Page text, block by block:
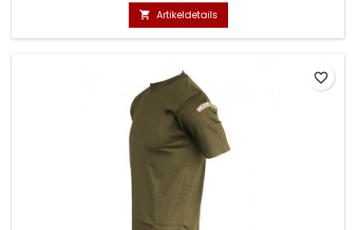
 Artikeldetails
favorite_border